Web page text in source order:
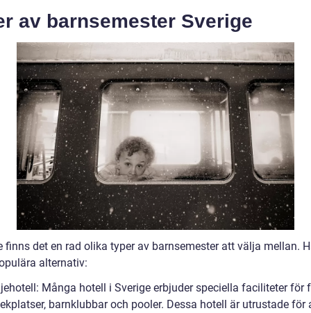
av barnsemester Sverige
finns det en rad olika typer av barnsemester att välja mellan.
alternativ:
Många hotell i Sverige erbjuder speciella faciliteter för
barnklubbar och pooler. Dessa hotell är utrustade för